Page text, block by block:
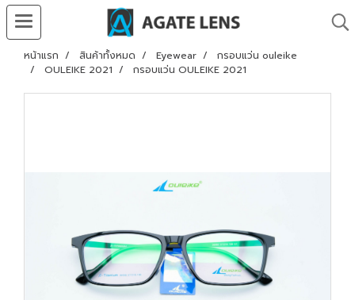
หน้าแรก สินค้าทั้งหมด Eyewear
กรอบแว่น ouleike
OULEIKE 2021
กรอบแว่น OULEIKE 2021